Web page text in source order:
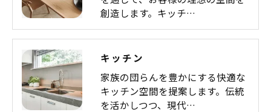
創造します。キッチ…
キッチン
家族の団らんを豊かにする快適な
キッチン空間を提案します。伝統
を活かしつつ、現代…